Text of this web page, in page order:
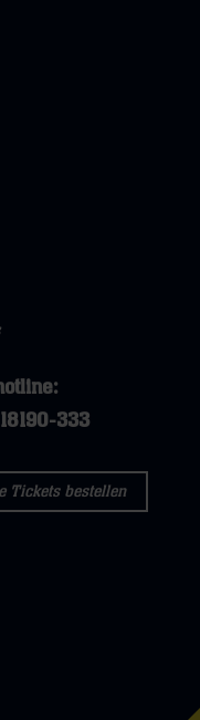
333
Tickets bestellen